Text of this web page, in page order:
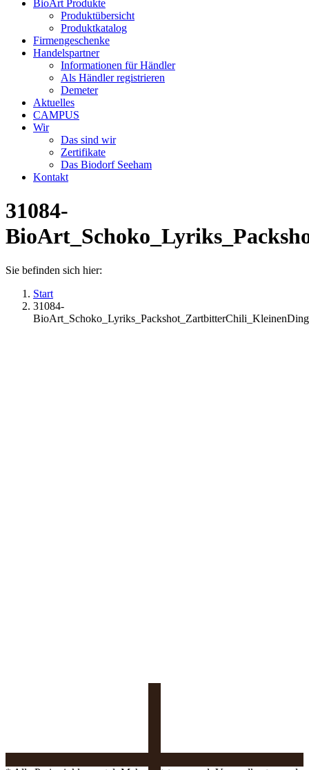
BioArt Produkte
Produktübersicht
Produktkatalog
Firmengeschenke
Handelspartner
Informationen für Händler
Als Händler registrieren
Demeter
Aktuelles
CAMPUS
Wir
Das sind wir
Zertifikate
Das Biodorf Seeham
Kontakt
31084-
Sie befinden sich hier:
Start
31084-